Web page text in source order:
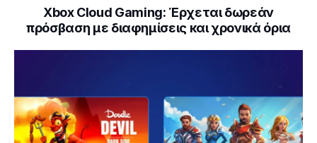
Xbox Cloud Gaming: Έρχεται δωρεάν
πρόσβαση με διαφημίσεις και χρονικά όρια